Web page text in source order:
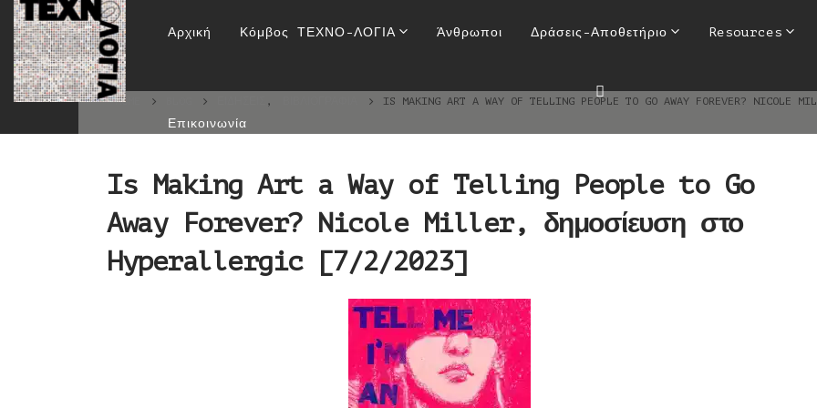
Αρχική Κόμβος ΤΕΧΝΟ-ΛΟΓΙΑ Άνθρωποι Δράσεις-Αποθετήριο Resources
Επικοινωνία
Is Making Art a Way of Telling People to Go
HOME , IS MAKING ART A WAY OF TELLING PEOPLE TO GO AWAY FOREVER?
Is Making Art a Way of Telling People to Go
Away Forever? Nicole Miller, δημοσίευση στο
Hyperallergic [7/2/2023]